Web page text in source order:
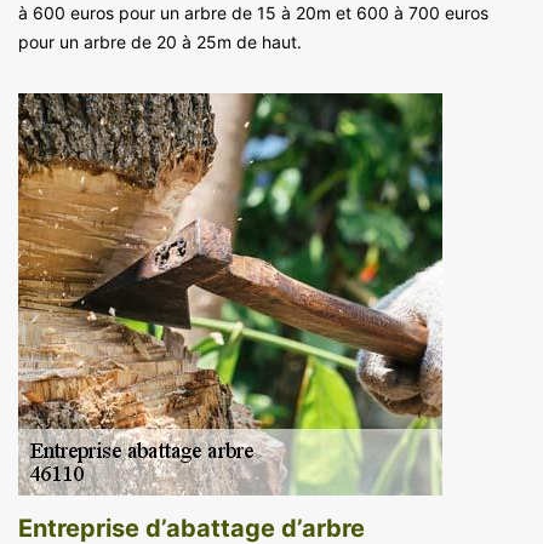
à 600 euros pour un arbre de 15 à 20m et 600 à 700 euros
pour un arbre de 20 à 25m de haut.
Entreprise d’abattage d’arbre